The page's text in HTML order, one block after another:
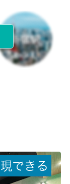
現で き る